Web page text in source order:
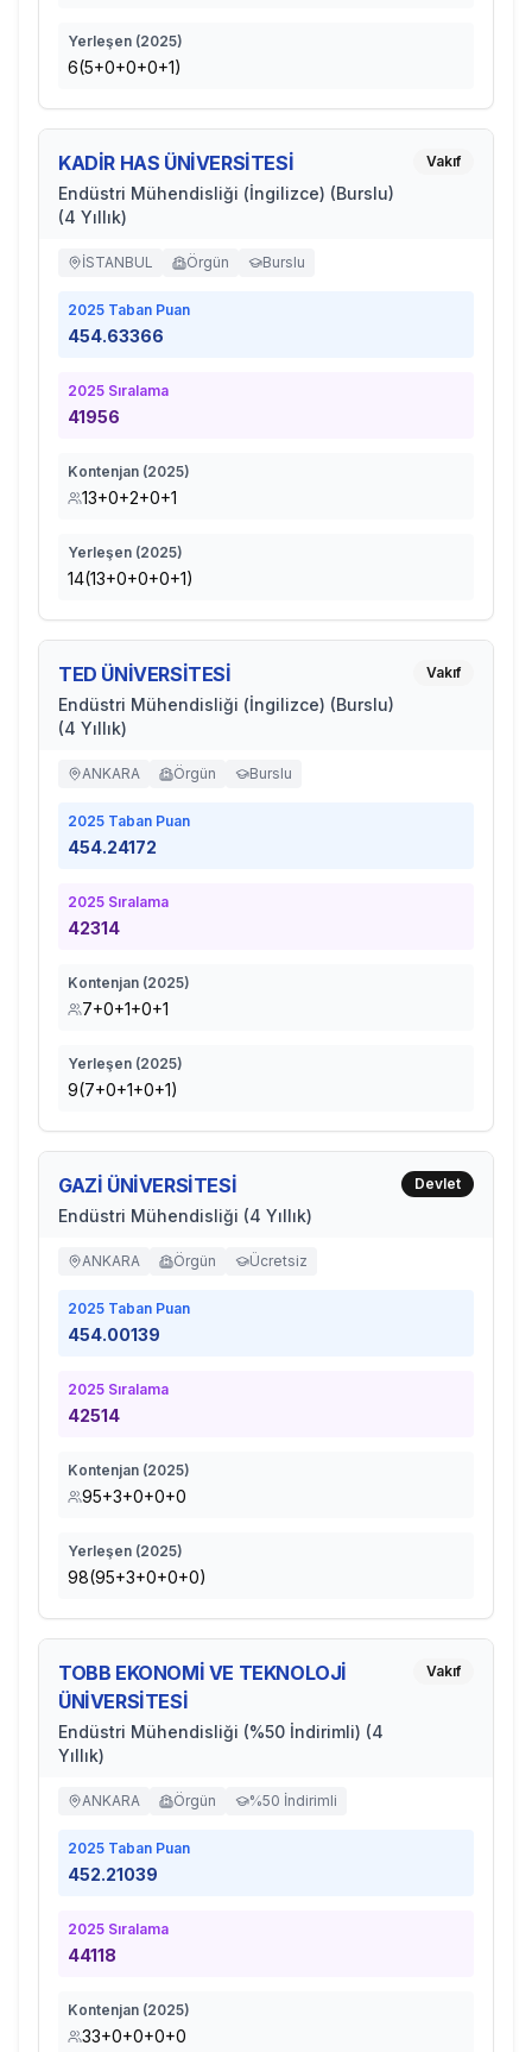
Yerleşen (2025)
6(5+0+0+0+1)
KADİR HAS ÜNİVERSİTESİ
Endüstri Mühendisliği (İngilizce) (Burslu)
(4 Yıllık)
Vakıf
İSTANBUL Örgün Burslu
2025 Taban Puan
454.63366
2025 Sıralama
41956
Kontenjan (2025)
13+0+2+0+1
Yerleşen (2025)
14(13+0+0+0+1)
TED ÜNİVERSİTESİ
Endüstri Mühendisliği (İngilizce) (Burslu)
(4 Yıllık)
Vakıf
ANKARA Örgün Burslu
2025 Taban Puan
454.24172
2025 Sıralama
42314
Kontenjan (2025)
7+0+1+0+1
Yerleşen (2025)
9(7+0+1+0+1)
GAZİ ÜNİVERSİTESİ
Endüstri Mühendisliği (4 Yıllık)
Devlet
ANKARA Örgün Ücretsiz
2025 Taban Puan
454.00139
2025 Sıralama
42514
Kontenjan (2025)
95+3+0+0+0
Yerleşen (2025)
98(95+3+0+0+0)
TOBB EKONOMİ VE TEKNOLOJİ
ÜNİVERSİTESİ
Endüstri Mühendisliği (%50 İndirimli) (4
Yıllık)
Vakıf
ANKARA Örgün %50 İndirimli
2025 Taban Puan
452.21039
2025 Sıralama
44118
Kontenjan (2025)
33+0+0+0+0